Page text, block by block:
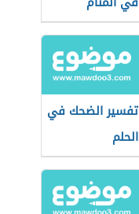
تفسير الضحك في
الحلم